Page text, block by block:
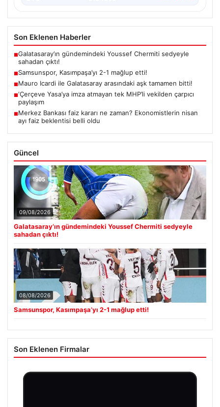
Son Eklenen Haberler
■Galatasaray’ın gündemindeki Youssef Chermiti sedyeyle
sahadan çıktı!
■Samsunspor, Kasımpaşa’yı 2-1 mağlup etti!
■Mauro Icardi ile Galatasaray arasındaki aşk tamamen bitti!
■‘Çerçeve Yasa’ya imza atmayan tek MHP’li vekilden çarpıcı
paylaşım
■Merkez Bankası faiz kararı ne zaman? Ekonomistlerin nisan
ayı faiz beklentisi belli oldu
Güncel
09/08/2026
Galatasaray’ın gündemindeki Youssef Chermiti sedyeyle
sahadan çıktı!
08/08/2026
Samsunspor, Kasımpaşa’yı 2-1 mağlup etti!
Son Eklenen Firmalar